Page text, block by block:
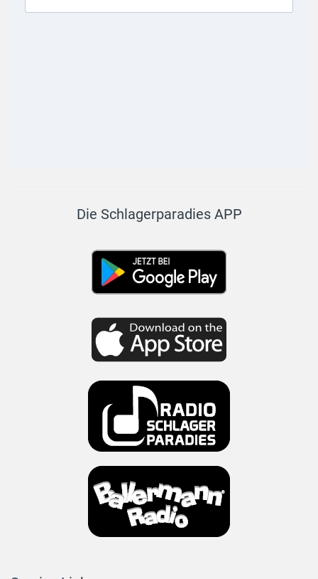
Die Schlagerparadies APP